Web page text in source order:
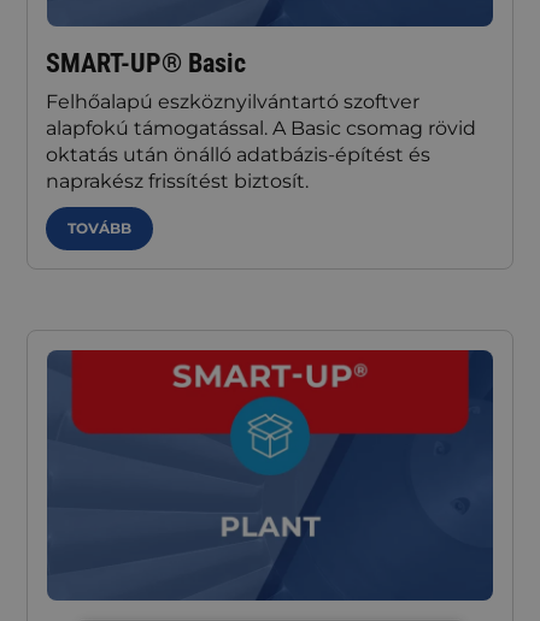
SMART-UP® Basic
Felhőalapú eszköznyilvántartó szoftver
alapfokú támogatással. A Basic csomag rövid
oktatás után önálló adatbázis-építést és
naprakész frissítést biztosít.
TOVÁBB